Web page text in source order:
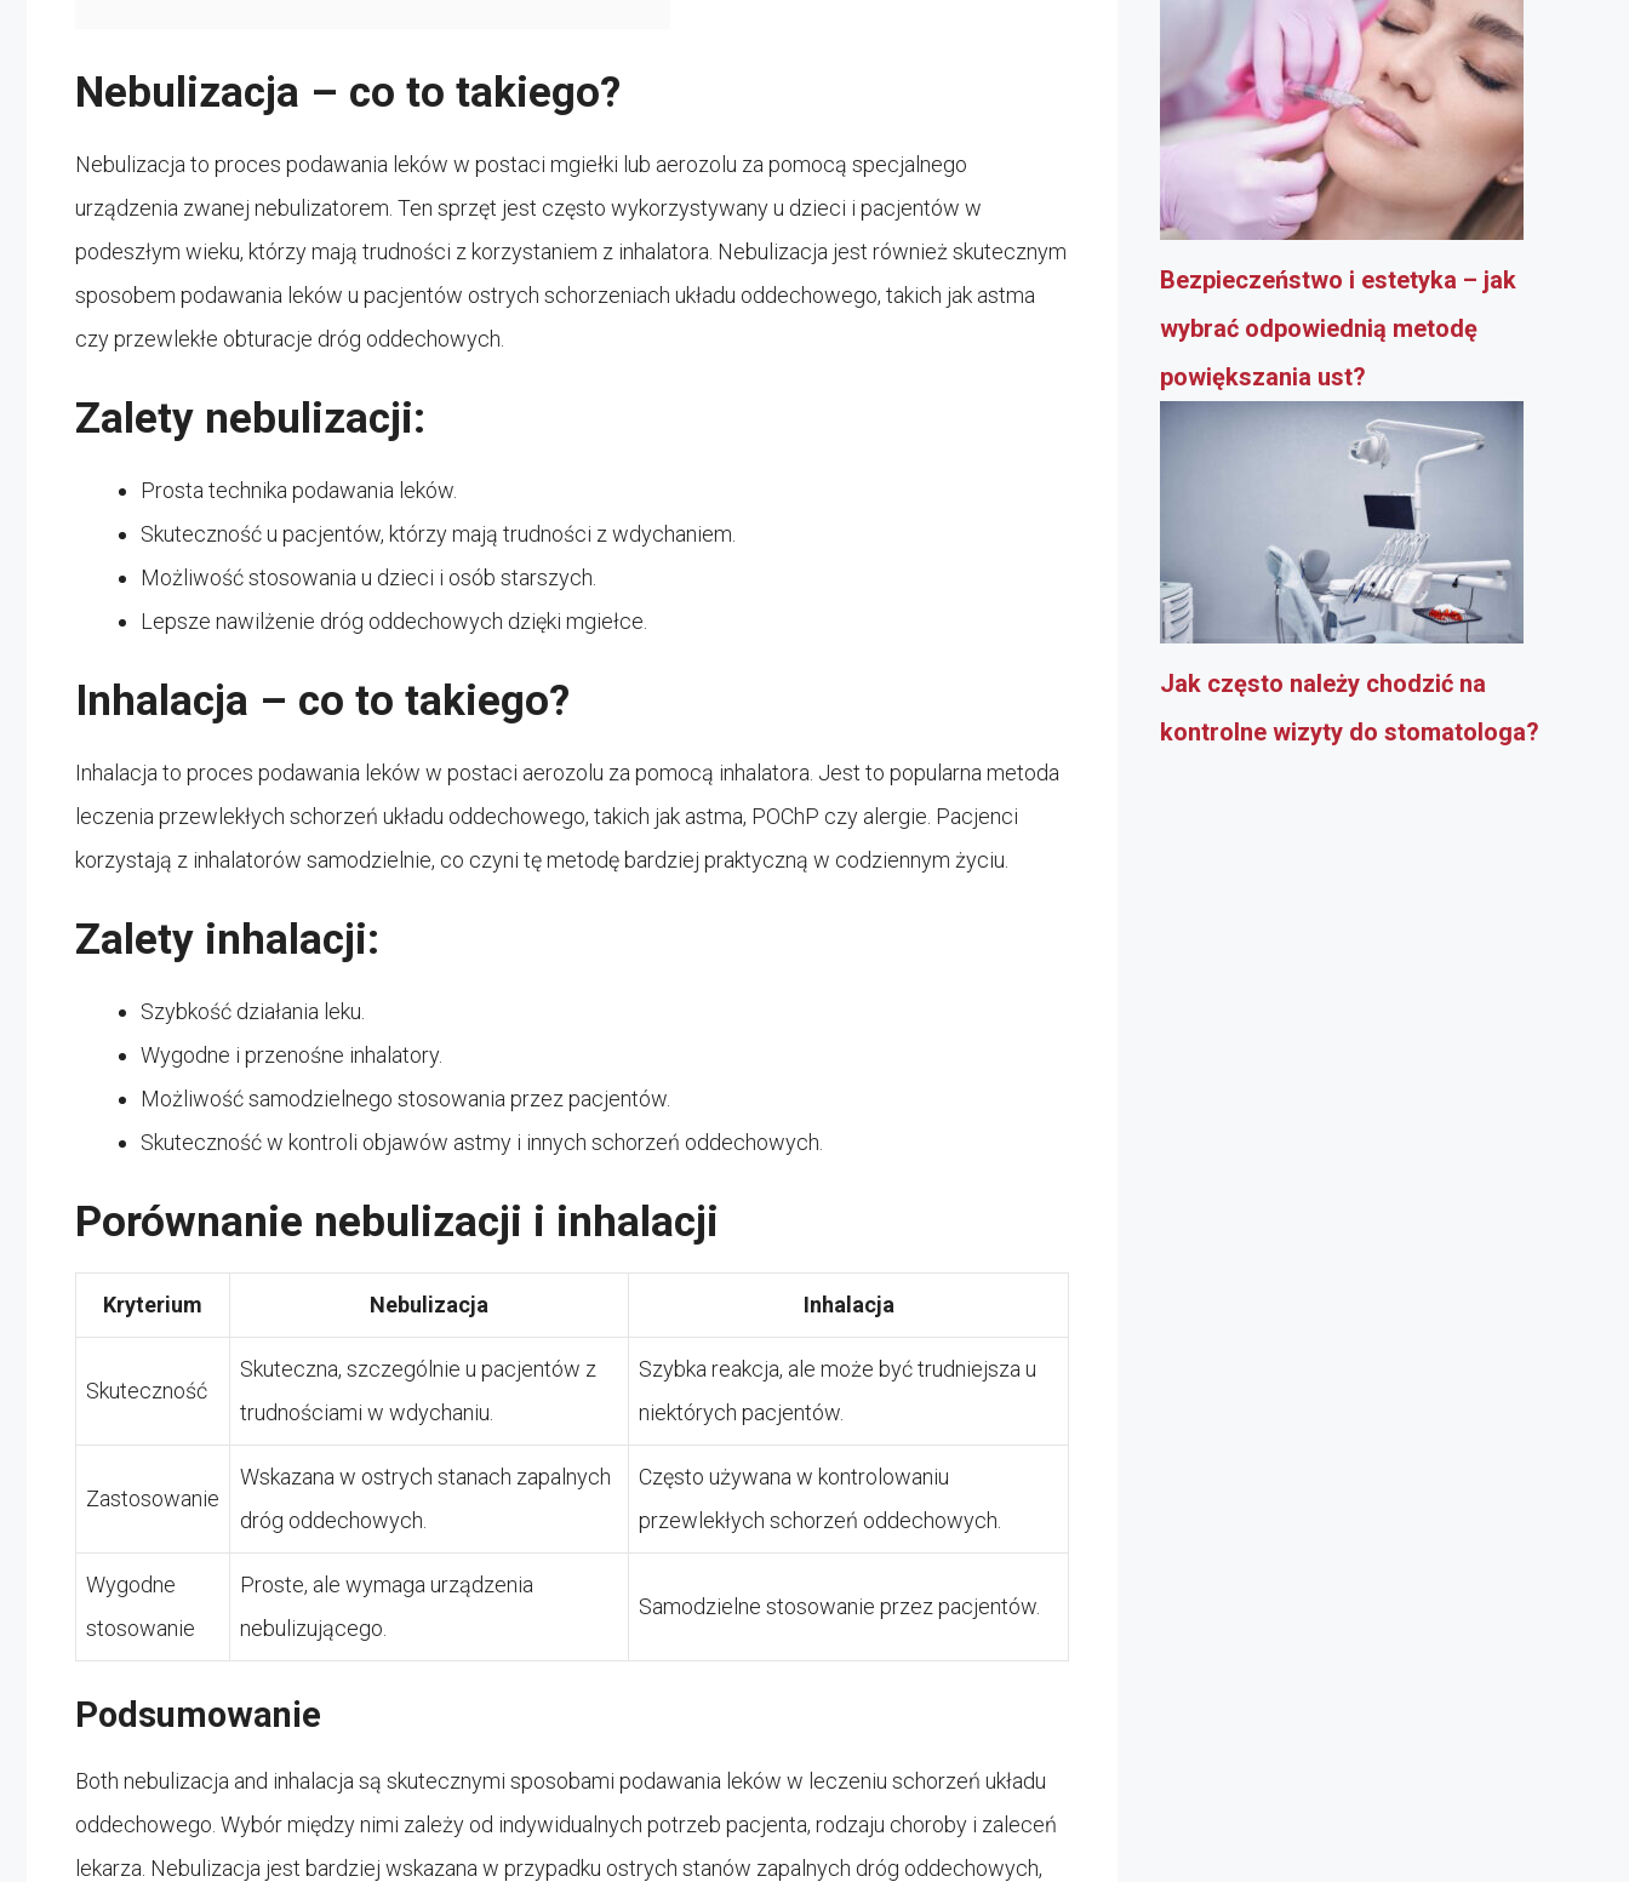
Nebulizacja – co to takiego?
Nebulizacja to proces podawania leków w postaci mgiełki lub aerozolu za pomocą specjalnego
urządzenia zwanej nebulizatorem. Ten sprzęt jest często wykorzystywany u dzieci i pacjentów w
podeszłym wieku, którzy mają trudności z korzystaniem z inhalatora. Nebulizacja jest również skutecznym
sposobem podawania leków u pacjentów ostrych schorzeniach układu oddechowego, takich jak astma
czy przewlekłe obturacje dróg oddechowych.
Zalety nebulizacji:
Prosta technika podawania leków.
Skuteczność u pacjentów, którzy mają trudności z wdychaniem.
Możliwość stosowania u dzieci i osób starszych.
Lepsze nawilżenie dróg oddechowych dzięki mgiełce.
Inhalacja – co to takiego?
Inhalacja to proces podawania leków w postaci aerozolu za pomocą inhalatora. Jest to popularna metoda
leczenia przewlekłych schorzeń układu oddechowego, takich jak astma, POChP czy alergie. Pacjenci
korzystają z inhalatorów samodzielnie, co czyni tę metodę bardziej praktyczną w codziennym życiu.
Zalety inhalacji:
Szybkość działania leku.
Wygodne i przenośne inhalatory.
Możliwość samodzielnego stosowania przez pacjentów.
Skuteczność w kontroli objawów astmy i innych schorzeń oddechowych.
Porównanie nebulizacji i inhalacji
Kryterium Nebulizacja Inhalacja
Skuteczność
Skuteczna, szczególnie u pacjentów z
trudnościami w wdychaniu.
Szybka reakcja, ale może być trudniejsza u
niektórych pacjentów.
Zastosowanie
Wskazana w ostrych stanach zapalnych
dróg oddechowych.
Często używana w kontrolowaniu
przewlekłych schorzeń oddechowych.
Wygodne
stosowanie
Proste, ale wymaga urządzenia
nebulizującego.
Samodzielne stosowanie przez pacjentów.
Podsumowanie
Both nebulizacja and inhalacja są skutecznymi sposobami podawania leków w leczeniu schorzeń układu
oddechowego. Wybór między nimi zależy od indywidualnych potrzeb pacjenta, rodzaju choroby i zaleceń
lekarza. Nebulizacja jest bardziej wskazana w przypadku ostrych stanów zapalnych dróg oddechowych,
Bezpieczeństwo i estetyka – jak
wybrać odpowiednią metodę
powiększania ust?
Jak często należy chodzić na
kontrolne wizyty do stomatologa?